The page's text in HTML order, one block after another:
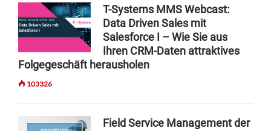
a
t
i
o
n
T-Systems MMS Webcast:
Data Driven Sales mit
Salesforce I – Wie Sie aus
Ihren CRM-Daten attraktives
Folgegeschäft herausholen
103326
Field Service Management der